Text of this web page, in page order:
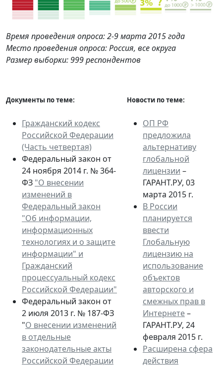
Время проведения опроса: 2-9 марта 2015 года
Место проведения опроса: Россия, все округа
Размер выборки: 999 респондентов
Документы по теме: Новости по теме:
Гражданский кодекс
Российской Федерации
(Часть четвертая)
Федеральный закон от
24 ноября 2014 г. № 364-
ФЗ "О внесении
изменений в
Федеральный закон
"Об информации,
информационных
технологиях и о защите
информации" и
Гражданский
процессуальный кодекс
Российской Федерации"
Федеральный закон от
2 июля 2013 г. № 187-ФЗ
"О внесении изменений
в отдельные
законодательные акты
Российской Федерации
ОП РФ
предложила
альтернативу
глобальной
лицензии –
ГАРАНТ.РУ, 03
марта 2015 г.
В России
планируется
ввести
Глобальную
лицензию на
использование
объектов
авторского и
смежных прав в
Интернете–
ГАРАНТ.РУ, 24
февраля 2015 г.
Расширена сфера
действия